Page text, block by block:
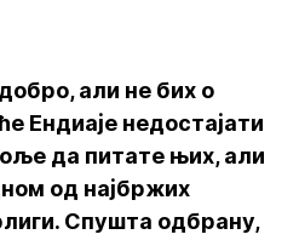
али не бих о
Ендиаје недостајати
да питате њих, али
од најбржих
Спушта одбрану,